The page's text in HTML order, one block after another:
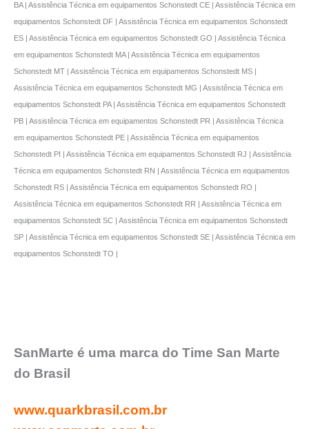
BA | Assistência Técnica em equipamentos Schonstedt CE | Assistência Técnica em
equipamentos Schonstedt DF | Assistência Técnica em equipamentos Schonstedt
ES | Assistência Técnica em equipamentos Schonstedt GO | Assistência Técnica
em equipamentos Schonstedt MA | Assistência Técnica em equipamentos
Schonstedt MT | Assistência Técnica em equipamentos Schonstedt MS |
Assistência Técnica em equipamentos Schonstedt MG | Assistência Técnica em
equipamentos Schonstedt PA | Assistência Técnica em equipamentos Schonstedt
PB | Assistência Técnica em equipamentos Schonstedt PR | Assistência Técnica
em equipamentos Schonstedt PE | Assistência Técnica em equipamentos
Schonstedt PI | Assistência Técnica em equipamentos Schonstedt RJ | Assistência
Técnica em equipamentos Schonstedt RN | Assistência Técnica em equipamentos
Schonstedt RS | Assistência Técnica em equipamentos Schonstedt RO |
Assistência Técnica em equipamentos Schonstedt RR | Assistência Técnica em
equipamentos Schonstedt SC | Assistência Técnica em equipamentos Schonstedt
SP | Assistência Técnica em equipamentos Schonstedt SE | Assistência Técnica em
equipamentos Schonstedt TO |
SanMarte é uma marca do Time San Marte
do Brasil
www.quarkbrasil.com.br